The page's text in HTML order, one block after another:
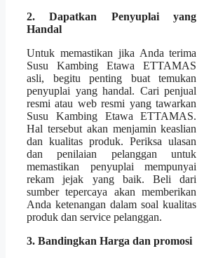
2. Dapatkan Penyuplai yang
Handal
Untuk memastikan jika Anda terima
Susu Kambing Etawa ETTAMAS
asli, begitu penting buat temukan
penyuplai yang handal. Cari penjual
resmi atau web resmi yang tawarkan
Susu Kambing Etawa ETTAMAS.
Hal tersebut akan menjamin keaslian
dan kualitas produk. Periksa ulasan
dan penilaian pelanggan untuk
memastikan penyuplai mempunyai
rekam jejak yang baik. Beli dari
sumber tepercaya akan memberikan
Anda ketenangan dalam soal kualitas
produk dan service pelanggan.
3. Bandingkan Harga dan promosi